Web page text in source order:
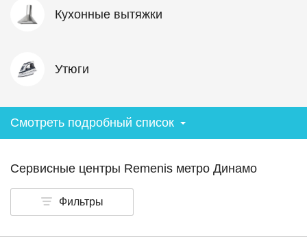
Кухонные вытяжки
Утюги
Смотреть подробный список
Сервисные центры Remenis метро Динамо
Фильтры